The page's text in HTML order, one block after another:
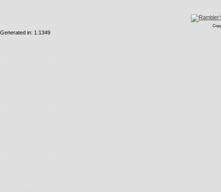
Generated in: 1.1349